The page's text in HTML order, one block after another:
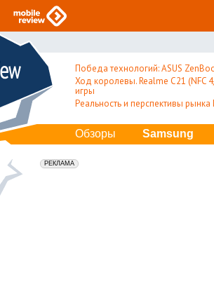
Победа технологий: ASUS
Ход королевы. Realme C21 (NFC
игры
Реальность и перспективы
Обзоры Samsung
erid: 2VfnxxmNzs5
РЕКЛАМА